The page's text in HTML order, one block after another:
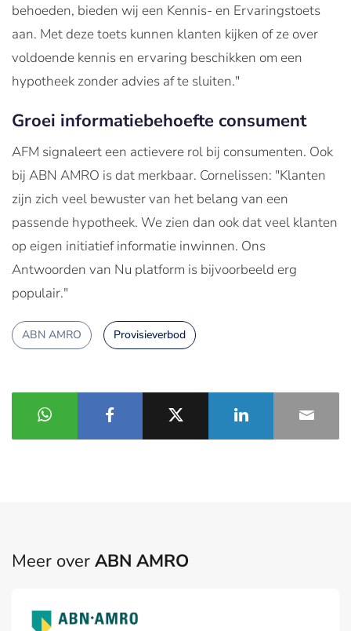
behoeden, bieden wij een Kennis- en Ervaringstoets
aan. Met deze toets kunnen klanten kijken of ze over
voldoende kennis en ervaring beschikken om een
hypotheek zonder advies af te sluiten."
Groei informatiebehoefte consument
AFM signaleert een actievere rol bij consumenten. Ook
bij ABN AMRO is dat merkbaar. Cornelissen: "Klanten
zijn zich veel bewuster van het belang van een
passende hypotheek. We zien dan ook dat veel klanten
op eigen initiatief informatie inwinnen. Ons
Antwoorden van Nu platform is bijvoorbeeld erg
populair."
ABN AMRO Provisieverbod
Meer over ABN AMRO